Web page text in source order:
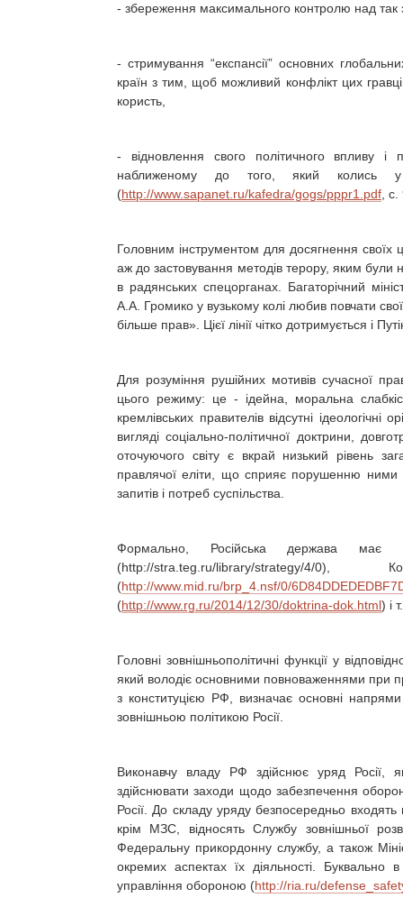
- збереження максимального контролю над
- стримування “експансії” основних
країн з тим, щоб можливий конфлікт цих
користь,
- відновлення свого політичного впливу і
наближеному до того, який
(http://www.sapanet.ru/kafedra/gogs/pppr1.pdf ,
Головним інструментом для досягнення своїх
аж до застовування методів терору, яким були
в радянських спецорганах. Багаторічний
А.А. Громико у вузькому колі любив повчати
більше прав». Цієї лінії чітко дотримується і
Для розуміння рушійних мотивів сучасної
цього режиму: це - ідейна, моральна
кремлівських правителів відсутні
вигляді соціально-політичної доктрини,
оточуючого світу є вкрай низький рівень
правлячої еліти, що сприяє порушенню ними
запитів і потреб суспільства.
Формально, Російська держава має
(http://stra.teg.ru/library/strategy/
(http://www.mid.ru/brp_4.nsf/0/
(http://www.rg.ru/2014/12/30/doktrina-dok.html) і
Головні зовнішньополітичні функції у
який володіє основними повноваженнями при
з конституцією РФ, визначає основні напрями
зовнішньою політикою Росії.
Виконавчу владу РФ здійснює уряд Росії,
здійснювати заходи щодо забезпечення
Росії. До складу уряду безпосередньо входять
крім МЗС, відносять Службу зовнішньої
Федеральну прикордонну службу, а також
окремих аспектах їх діяльності. Буквально
управління обороною (http://ria.ru/